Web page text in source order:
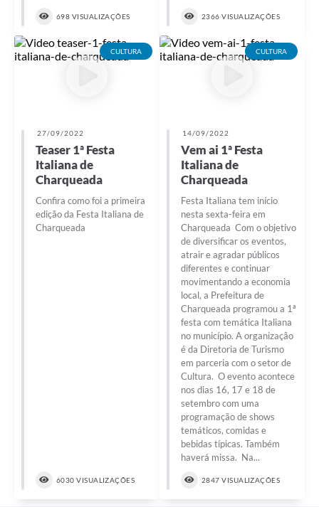
698 VISUALIZAÇÕES 2366 VISUALIZAÇÕES
CULTURA
27/09/2022
Teaser 1ª Festa
Italiana de
Charqueada
Confira como foi a primeira
edição da Festa Italiana de
Charqueada
6030 VISUALIZAÇÕES
CULTURA
14/09/2022
Vem ai 1ª Festa
Italiana de
Charqueada
Festa Italiana tem início
nesta sexta-feira em
Charqueada Com o objetivo
de diversificar os eventos,
atrair e agradar públicos
diferentes e continuar
movimentando a economia
local, a Prefeitura de
Charqueada programou a 1ª
festa com temática Italiana
no município. A organização
é da Diretoria de Turismo
em parceria com o setor de
Cultura. O evento acontece
nos dias 16, 17 e 18 de
setembro com uma
programação de shows
temáticos, comidas e
bebidas típicas. Também
haverá missa. Na...
2847 VISUALIZAÇÕES